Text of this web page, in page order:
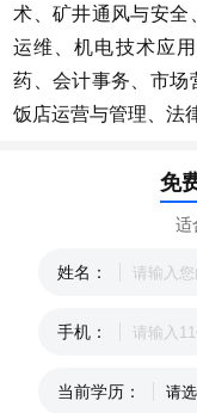
术、矿井通风与安全
运维、机电技术应
药、会计事务、市场
饭店运营与管理、法
免
适
姓名：
手机：
当前学历：